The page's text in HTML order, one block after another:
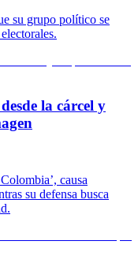
su grupo político se
la cárcel y
causa
su defensa busca